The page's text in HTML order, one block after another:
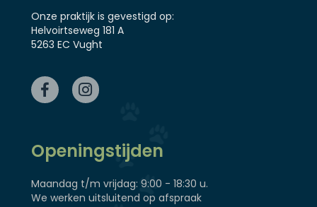
Onze praktijk is gevestigd op:
Helvoirtseweg 181 A
5263 EC Vught
Openingstijden
Maandag t/m vrijdag: 9:00 - 18:30 u.
We werken uitsluitend op afspraak